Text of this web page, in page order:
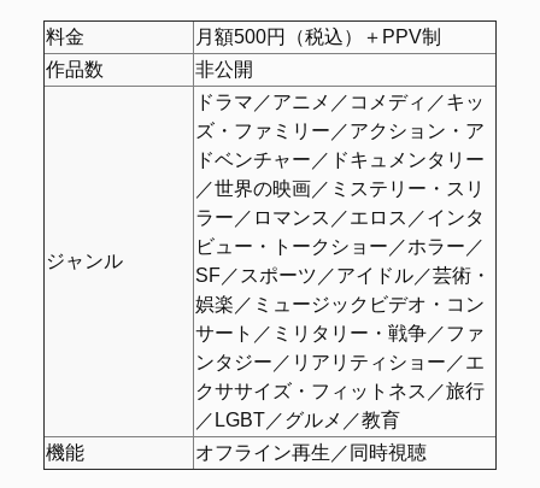
料金
月額500円（税込）＋PPV制
作品数
非公開
ジャンル
ドラマ／アニメ／コメディ／キッ
ズ・ファミリー／アクション・ア
ドベンチャー／ドキュメンタリー
／世界の映画／ミステリー・スリ
ラー／ロマンス／エロス／インタ
ビュー・トークショー／ホラー／
SF／スポーツ／アイドル／芸術・
娯楽／ミュージックビデオ・コン
サート／ミリタリー・戦争／ファ
ンタジー／リアリティショー／エ
クササイズ・フィットネス／旅行
／LGBT／グルメ／教育
機能
オフライン再生／同時視聴